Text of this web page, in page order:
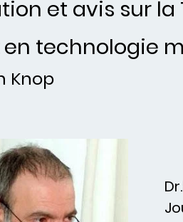
et avis sur
technologie
Knop